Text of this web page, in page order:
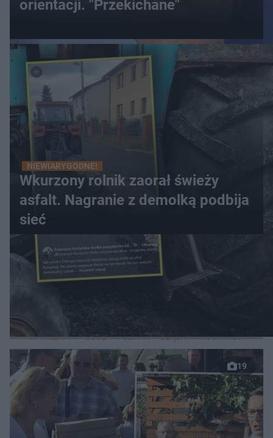
orientacji. "Przekichane"
NIEWIARYGODNE!
Wkurzony rolnik zaorał świeży
asfalt. Nagranie z demolką podbija
sieć
WIĘCEJ
LOKALNE
WARSZAWA ŁÓDŹ POZNAŃ ŚLĄSK TRÓJMIASTO
19